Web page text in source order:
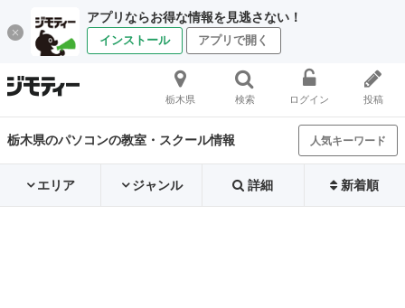
アプリならお得な情報を見逃さない！
インストール アプリで開く
栃木県 検索 ログイン 投稿
栃木県のパソコンの教室・スクール情報 人気キーワード
エリア ジャンル 詳細 新着順